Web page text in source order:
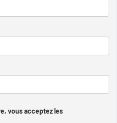
vous acceptez les